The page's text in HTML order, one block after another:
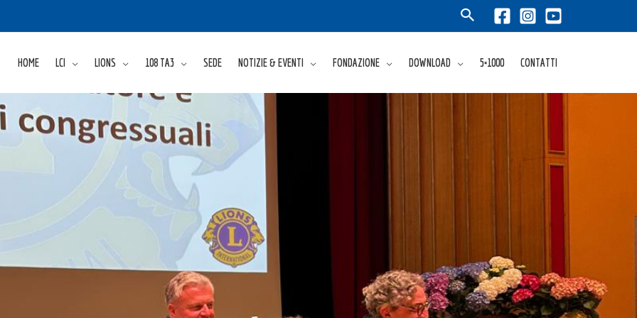
HOME LCI LIONS 108 TA3 SEDE NOTIZIE & EVENTI FONDAZIONE DOWNLOAD 5×1000 CONTATTI